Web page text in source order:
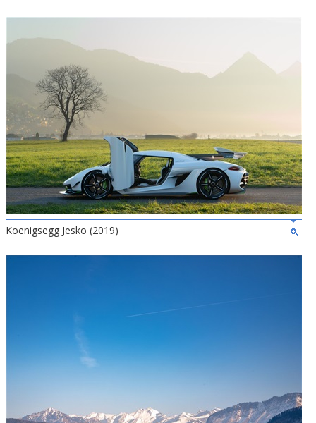
Koenigsegg Jesko (2019)